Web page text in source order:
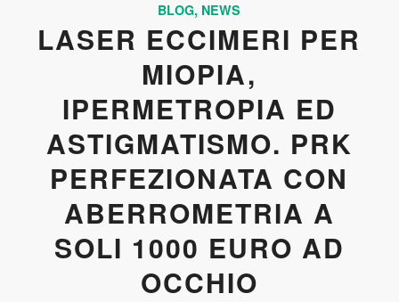
BLOG, NEWS
LASER ECCIMERI PER
MIOPIA,
IPERMETROPIA ED
ASTIGMATISMO. PRK
PERFEZIONATA CON
ABERROMETRIA A
SOLI 1000 EURO AD
OCCHIO